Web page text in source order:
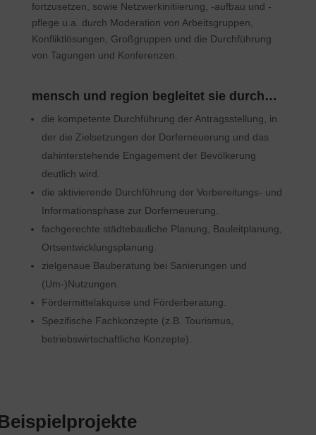
fortzusetzen, sowie Netzwerkinitiierung, -aufbau und -
pflege u.a. durch Moderation von Arbeitsgruppen,
Konfliktlösungen, Großgruppen und die Durchführung
von Tagungen und Konferenzen.
mensch und region begleitet sie durch…
die kompetente Durchführung der Antragsstellung, in
der die Zielsetzungen der Dorferneuerung und das
dahinterstehende Engagement der Bevölkerung
deutlich wird.
die aktivierende Durchführung der Vorbereitungs- und
Informationsphase zur Dorferneuerung.
fachgerechte städtebauliche Planung, Bauleitplanung,
Ortsentwicklungsplanung.
zielgenaue Bauberatung bei Sanierungen und
(Um-)Nutzungen.
Fördermittelakquise und Förderberatung.
Spezifische Fachkonzepte (z.B. Tourismus,
betriebswirtschaftliche Konzepte).